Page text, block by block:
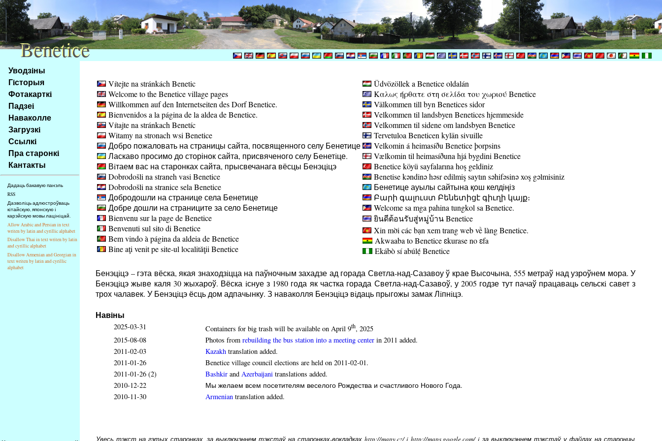
Na
obsah
stránky
Klávesové
zkratky
tomto
webu
základní
Hlavní
strana
Уводзiны
Гiсторыя
Фотакарткi
Падзеi
Наваколле
Загрузкi
Ссылкi
Пра старонкi
Кантакты
Дадаць бакавую панэль
RSS
Дазволiць адлюстроўваць
кiтайскую, японскую i
карэйскую мовы лацiнiцай.
Allow Arabic and Persian in text
writen by latin and cyrillic alphabet
Disallow Thai in text writen by latin
and cyrillic alphabet
Disallow Armenian and Georgian in
text writen by latin and cyrillic
alphabet
Vítejte na stránkách Benetic
Welcome to the Benetice village pages
Willkommen auf den Internetseiten des Dorf Benetice.
Bienvenidos a la página de la aldea de Benetice.
Vítajte na stránkach Benetíc
Witamy na stronach wsi Benetice
Добро пожаловать на страницы сайта, посвященного селу Бенетице
Ласкаво просимо до сторінок сайта, присвяченого селу Бенетiце.
Вiтаем вас на старонках сайта, прысвечанага вёсцы Бенэцiцэ
Dobrodošli na straneh vasi Benetice
Dobrodošli na stranice sela Benetice
Добродошли на странице села Бенетице
Добре дошли на страниците за село Бенетице
Bienvenu sur la page de Benetice
Benvenuti sul sito di Benetice
Bem vindo à página da aldeia de Benetice
Bine aţi venit pe site-ul localităţii Benetice
Üdvözöllek a Benetice oldalán
Καλως ήρθατε στη σελίδα του χωριού Benetice
Välkommen till byn Benetices sidor
Velkommen til landsbyen Benetices hjemmeside
Velkommen til sidene om landsbyen Benetice
Tervetuloa Beneticen kylän sivuille
Velkomin á heimasíðu Benetice þorpsins
Vælkomin til heimasíðuna hjá bygdini Benetice
Benetice köyü sayfalarına hoş geldiniz
Benetise kəndinə həsr edilmiş saytın səhifəsinə xoş gəlmisiniz
Бенетице ауылы сайтына қош келдіңіз
Բարի գալուստ Բենետիցէ գիւղի կայք։
Welcome sa mga pahina tungkol sa Benetice.
ยินดีต้อนรับสู่หมู่บ้าน Benetice
Xin mời các bạn xem trang web về làng Benetice.
Akwaaba to Benetice ɛkurase no ɛfa
Ekábò sí abúlẹ́Benetice
Бенэцiцэ – гэта вёска, якая знаходзiцца на паўночным захадзе ад горада Светла-над-Сазавоу ў крае Высочына, 555 метраў над узроўнем мора. У
Бенэцiцэ жыве каля 30 жыхароў. Вёска iснуе з 1980 года як частка горада Светла-над-Сазавоў, у 2005 годзе тут пачаў працаваць сельскi савет з
трох чалавек. У Бенэцiцэ ёсць дом адпачынку. З наваколля Бенэцiцэ вiдаць прыгожы замак Лiпнiцэ.
Навiны
2025-03-31 Containers for big trash will be available on April 9th, 2025
2015-08-08
Photos from rebuilding the bus station into a meeting center in 2011 added.
2011-02-03
Kazakh translation added.
2011-01-26
Benetice village council elections are held on 2011-02-01.
2011-01-26 (2)
Bashkir and Azerbaijani translations added.
2010-12-22
Мы желаем всем посетителям веселого Рождества и счастливого Нового Года.
2010-11-30
Armenian translation added.
Увесь тэкст на гэтых старонках, за выключэннем тэкстаў на старонках-вокладках http://mapy.cz/ i http://maps.google.com/ i за выключэннем тэкстаў у файлах на старонцы
Benetice
Benetice